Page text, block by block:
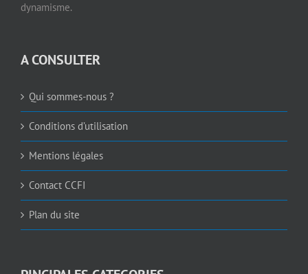
dynamisme.
A CONSULTER
Qui sommes-nous ?
Conditions d’utilisation
Mentions légales
Contact CCFI
Plan du site